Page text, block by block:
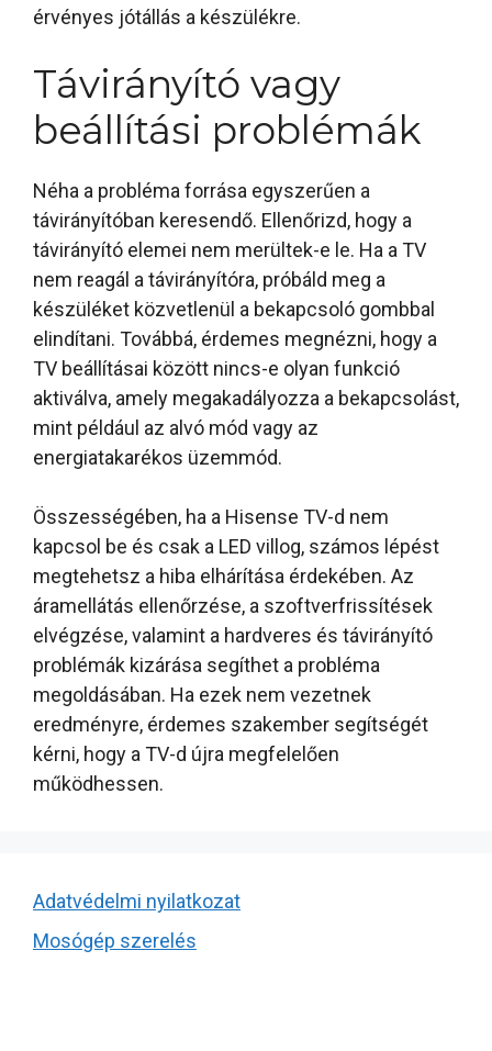
érvényes jótállás a készülékre.
Távirányító vagy
beállítási problémák
Néha a probléma forrása egyszerűen a
távirányítóban keresendő. Ellenőrizd, hogy a
távirányító elemei nem merültek-e le. Ha a TV
nem reagál a távirányítóra, próbáld meg a
készüléket közvetlenül a bekapcsoló gombbal
elindítani. Továbbá, érdemes megnézni, hogy a
TV beállításai között nincs-e olyan funkció
aktiválva, amely megakadályozza a bekapcsolást,
mint például az alvó mód vagy az
energiatakarékos üzemmód.
Összességében, ha a Hisense TV-d nem
kapcsol be és csak a LED villog, számos lépést
megtehetsz a hiba elhárítása érdekében. Az
áramellátás ellenőrzése, a szoftverfrissítések
elvégzése, valamint a hardveres és távirányító
problémák kizárása segíthet a probléma
megoldásában. Ha ezek nem vezetnek
eredményre, érdemes szakember segítségét
kérni, hogy a TV-d újra megfelelően
működhessen.
Adatvédelmi nyilatkozat
Mosógép szerelés